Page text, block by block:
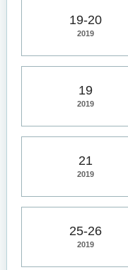
19-20
2019
19
2019
21
2019
25-26
2019